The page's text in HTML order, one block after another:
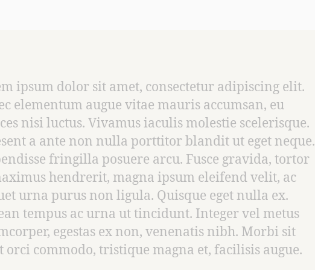
ipsum dolor sit amet, consectetur adipiscing elit.
elementum augue vitae mauris accumsan, eu
nisi luctus. Vivamus iaculis molestie scelerisque.
a ante non nulla porttitor blandit ut eget neque.
fringilla posuere arcu. Fusce gravida, tortor
hendrerit, magna ipsum eleifend velit, ac
urna purus non ligula. Quisque eget nulla ex.
tempus ac urna ut tincidunt. Integer vel metus
egestas ex non, venenatis nibh. Morbi sit
orci commodo, tristique magna et, facilisis augue.